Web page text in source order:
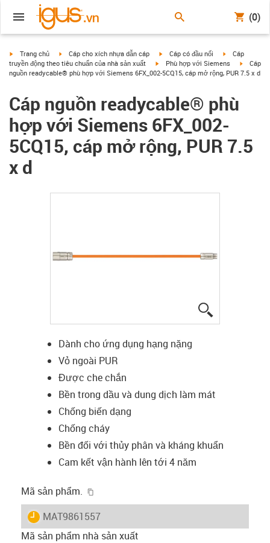
(0)
igus-icon-arrow-right
Trang chủ igus-icon-arrow-right
Cáp cho xích nhựa dẫn cáp igus-icon-arrow-right
Cáp có đầu nối igus-icon-
Cáp
truyền động theo tiêu chuẩn của nhà sản xuất
igus-icon-arrow-right
Phù hợp với Siemens igus-
Cáp
nguồn readycable® phù hợp với Siemens 6FX_002-5CQ15, cáp mở rộng, PUR 7.5 x d
Cáp nguồn readycable® phù
hợp với Siemens 6FX_002-
5CQ15, cáp mở rộng, PUR 7.5
x d
Dành cho ứng dụng hạng nặng
Vỏ ngoài PUR
Được che chắn
Bền trong dầu và dung dịch làm mát
Chống biến dạng
Chống cháy
Bền đối với thủy phân và kháng khuẩn
Cam kết vận hành lên tới 4 năm
Mã sản phẩm.
igus-icon-lieferzeit
MAT9861557
Mã sản phẩm nhà sản xuất